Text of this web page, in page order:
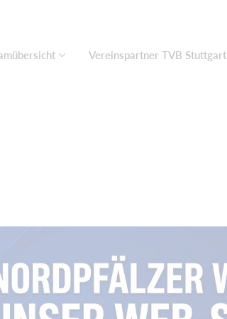
Vereinspartner TVB Stuttgart